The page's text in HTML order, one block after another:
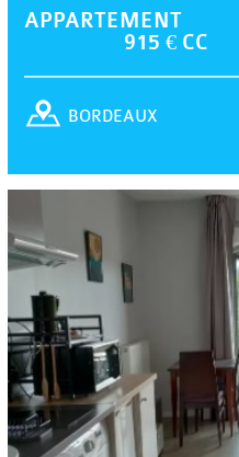
APPARTEMENT
915 € CC
BORDEAUX